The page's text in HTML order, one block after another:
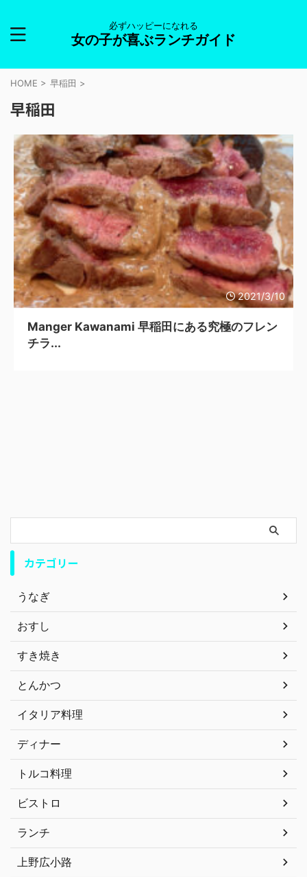
必ずハッピーになれる
女の子が喜ぶランチガイド
HOME > 早稲田 >
早稲田
2021/3/10
Manger Kawanami 早稲田にある究極のフレン
チラ...
カテゴリー
うなぎ
おすし
すき焼き
とんかつ
イタリア料理
ディナー
トルコ料理
ビストロ
ランチ
上野広小路